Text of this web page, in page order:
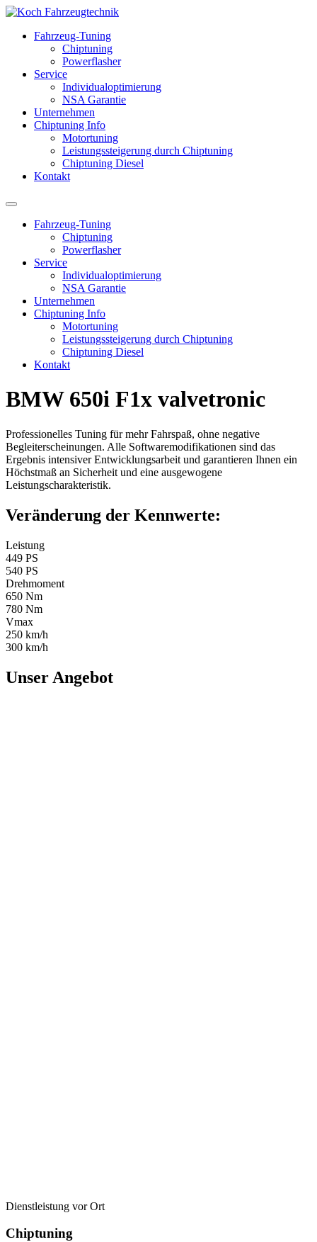
Fahrzeug-Tuning
Chiptuning
Powerflasher
Service
Individualoptimierung
NSA Garantie
Unternehmen
Chiptuning Info
Motortuning
Leistungssteigerung durch Chiptuning
Chiptuning Diesel
Kontakt
Fahrzeug-Tuning
Chiptuning
Powerflasher
Service
Individualoptimierung
NSA Garantie
Unternehmen
Chiptuning Info
Motortuning
Leistungssteigerung durch Chiptuning
Chiptuning Diesel
Kontakt
BMW 650i F1x valvetronic
Professionelles Tuning für mehr Fahrspaß, ohne negative
Begleiterscheinungen. Alle Softwaremodifikationen sind das
Ergebnis intensiver Entwicklungsarbeit und garantieren Ihnen ein
Höchstmaß an Sicherheit und eine ausgewogene
Leistungscharakteristik.
Veränderung der Kennwerte:
Leistung
449 PS
540 PS
Drehmoment
650 Nm
780 Nm
Vmax
250 km/h
300 km/h
Unser Angebot
Dienstleistung vor Ort
Chiptuning